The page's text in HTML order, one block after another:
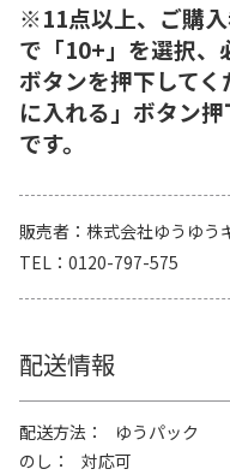
※11点以上、ご購
で「10+」を選択、
ボタンを押下して
に入れる」ボタン
です。
販売者
株式会社ゆうゆう
TEL
0120-797-575
配送情報
配送方法
ゆうパック
のし
対応可